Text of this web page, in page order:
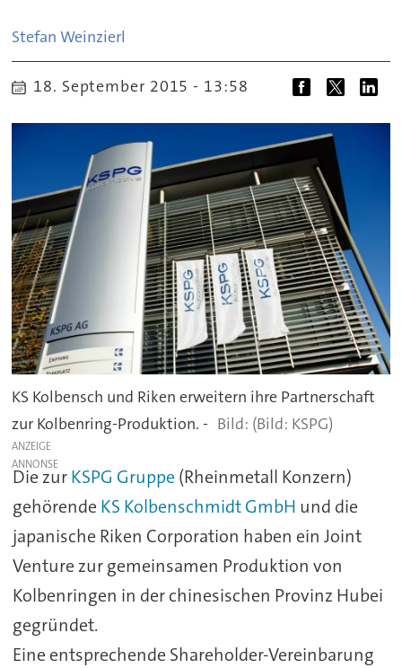
Stefan Weinzierl
18. September 2015 - 13:58
KS Kolbensch und Riken erweitern ihre Partnerschaft
zur Kolbenring-Produktion. -
(Bild: KSPG)
ANZEIGE
Die zurKSPG Gruppe (Rheinmetall Konzern)
gehörende KS Kolbenschmidt GmbH und die
japanische Riken Corporation haben ein Joint
Venture zur gemeinsamen Produktion von
Kolbenringen in der chinesischen Provinz Hubei
gegründet.
Eine entsprechende Shareholder-Vereinbarung